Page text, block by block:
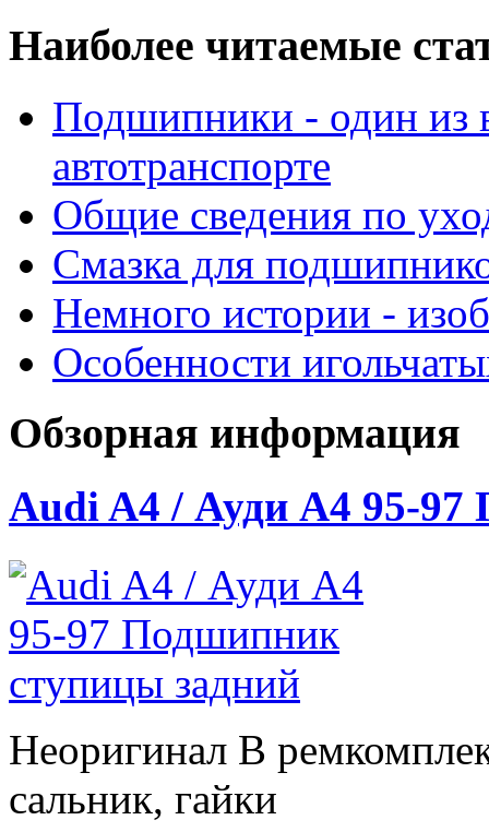
Наиболее читаемые
Подшипники - один из
автотранспорте
Общие сведения по
Смазка для
Немного истории -
Особенности
Обзорная информация
Audi A4 / Ауди А4 95-97
Неоригинал В
сальник, гайки